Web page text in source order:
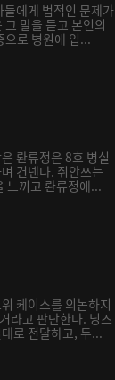
에게 법적인 문제가
말을 듣고 본인의
으로 병원에 입...
롼류정은 8호 병실
건넨다. 쥐안쯔는
느끼고 롼류정에...
케이스를 의논하지
라고 판단한다. 닝즈
로 전달하고, 두...